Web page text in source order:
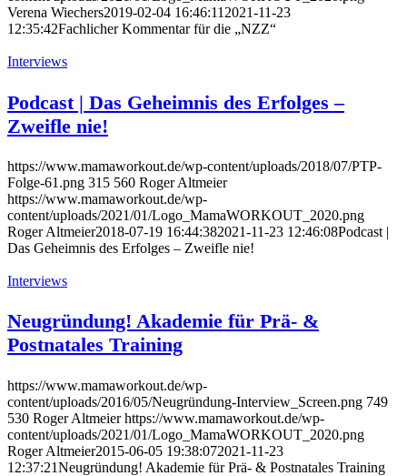
Verena Wiechers2019-02-04 16:46:11 2021-11-23
12:35:42Fachlicher Kommentar für die „NZZ“
Interviews
Podcast | Das Geheimnis des Erfolges –
Zweifle nie!
https://www.mamaworkout.de/wp-content/uploads/2018/07/PTP-
Folge-61.png 315 560 Roger Altmeier
https://www.mamaworkout.de/wp-
content/uploads/2021/01/Logo_MamaWORKOUT_2020.png
Roger Altmeier2018-07-19 16:44:382021-11-23 12:46:08Podcast |
Das Geheimnis des Erfolges – Zweifle nie!
Interviews
Neugründung! Akademie für Prä- &
Postnatales Training
https://www.mamaworkout.de/wp-
content/uploads/2016/05/Neugründung-Interview_Screen.png 749
530 Roger Altmeier https://www.mamaworkout.de/wp-
content/uploads/2021/01/Logo_MamaWORKOUT_2020.png
Roger Altmeier2015-06-05 19:38:072021-11-23
12:37:21Neugründung! Akademie für Prä- & Postnatales Training